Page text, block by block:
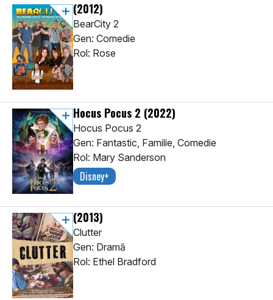
(2012)
BearCity 2
Gen: Comedie
Rol: Rose
Hocus Pocus 2 (2022)
Hocus Pocus 2
Gen: Fantastic, Familie, Comedie
Rol: Mary Sanderson
Disney+
(2013)
Clutter
Gen: Dramă
Rol: Ethel Bradford